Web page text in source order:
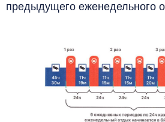
предыдущего еженедельного